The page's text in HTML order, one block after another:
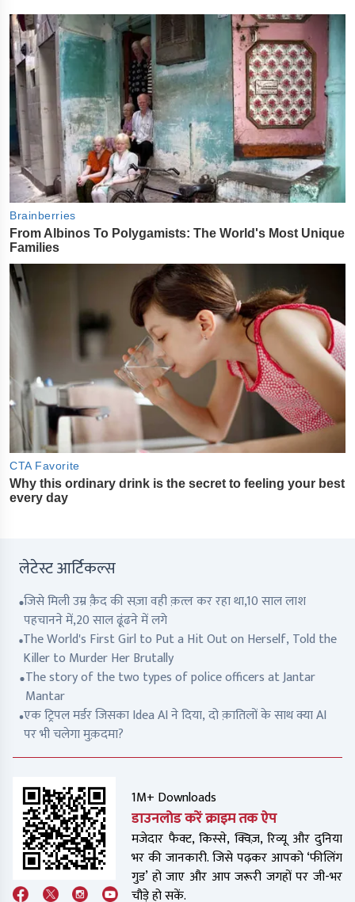
लेटेस्ट आर्टिकल्स
जिसे मिली उम्र क़ैद की सज़ा वही क़त्ल कर रहा था,10 साल लाश
पहचानने में,20 साल ढूंढने में लगे
The World's First Girl to Put a Hit Out on Herself, Told the
Killer to Murder Her Brutally
The story of the two types of police officers at Jantar
Mantar
एक ट्रिपल मर्डर जिसका Idea AI ने दिया, दो क़ातिलों के साथ क्या AI
पर भी चलेगा मुक़दमा?
1M+ Downloads
डाउनलोड करें क्राइम तक ऐप
मजेदार फैक्ट, किस्से, क्विज़, रिव्यू और दुनिया
भर की जानकारी. जिसे पढ़कर आपको ‘फीलिंग
गुड’ हो जाए और आप जरूरी जगहों पर जी-भर
चौड़े हो सकें.